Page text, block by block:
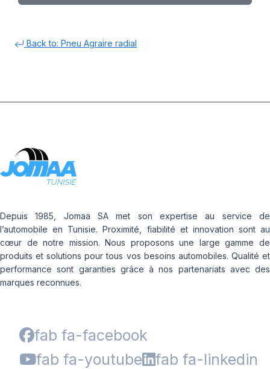
Back to: Pneu Agraire radial
Depuis 1985, Jomaa SA met son expertise au service de
l’automobile en Tunisie. Proximité, fiabilité et innovation sont au
cœur de notre mission. Nous proposons une large gamme de
produits et solutions pour tous vos besoins automobiles. Qualité et
performance sont garanties grâce à nos partenariats avec des
marques reconnues.
fab fa-facebook
fab fa-youtube
fab fa-linkedin